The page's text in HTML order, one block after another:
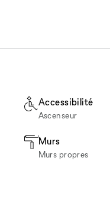
Accessibilité
Ascenseur
Murs
Murs propres